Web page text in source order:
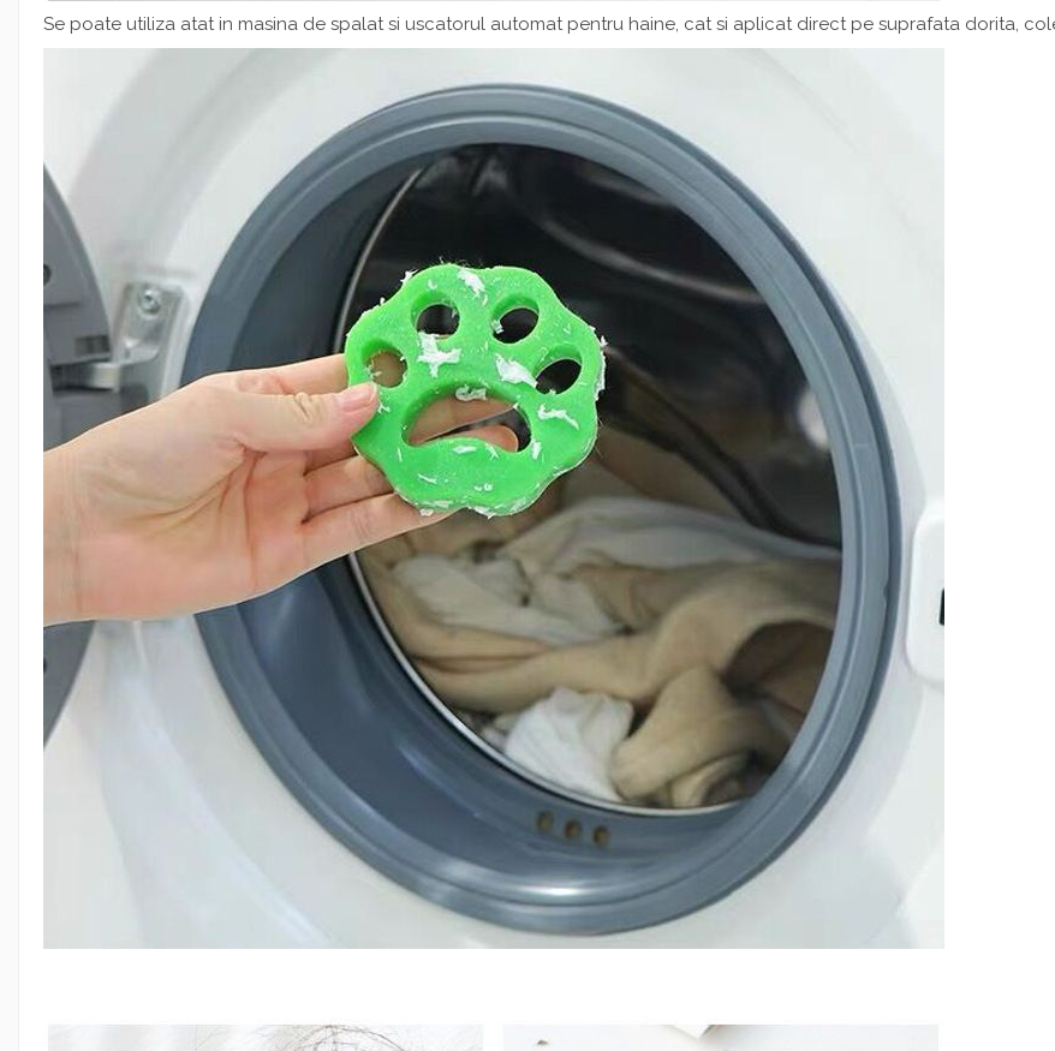
Se poate utiliza atat in masina de spalat si uscatorul automat pentru haine, cat si aplicat direct pe suprafata dorita,